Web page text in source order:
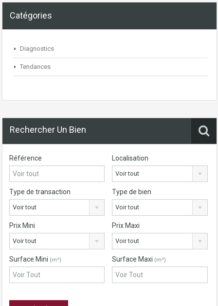
Catégories
Diagnostics
Tendances
Rechercher Un Bien
Référence Localisation
Voir tout
Type de transaction
Voir tout
Type de bien
Voir tout
Prix Mini
Voir tout
Prix Maxi
Voir tout
Surface Mini (m²) Surface Maxi (m²)